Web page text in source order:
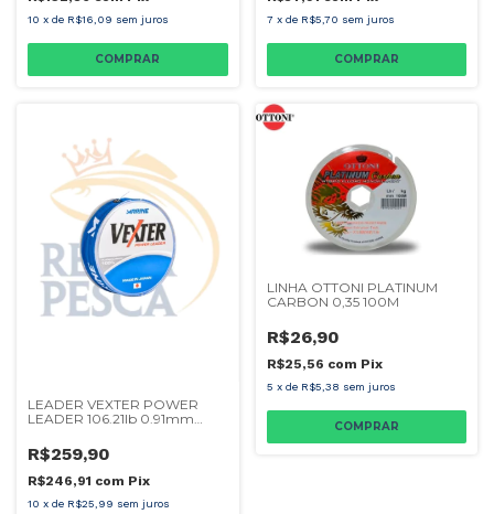
10 x de R$16,09 sem juros 7 x de R$5,70 sem juros
LEADER VEXTER POWER
LEADER 106.21lb 0.91mm
R$259,90
R$246,91 com Pix
10 x de R$25,99 sem juros
LINHA OTTONI PLATINUM
CARBON 0,35 100M
R$26,90
R$25,56 com Pix
5 x de R$5,38 sem juros